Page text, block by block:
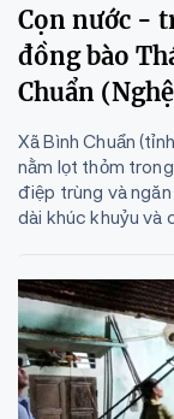
Cọn nước -
đồng bào
Chuẩn
Xã Bình Chuẩn
nằm lọt thỏm
điệp trùng và ngăn
dài khúc khuỷu và